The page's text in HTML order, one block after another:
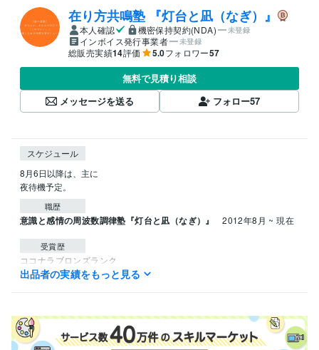
在り方共鳴塾 『灯台と凪（なぎ）』
本人確認 機密保持契約(NDA) 未登録
インボイス発行事業者 未登録
総販売実績14評価 5.0フォロワー57
無料で見積り相談
メッセージを送る
フォロー57
スケジュール
8月6日以降は、主に
夜待機予定。
職歴
意識と感情の周波数調律塾『灯台と凪（なぎ）』 2012年8月 ~ 現在
受賞歴
ココナラブロンズランク
得意分野
学習指導・資格・キャリア相談 スピリットガイド・宅地建物取引士
出品者の実績をもっと見る